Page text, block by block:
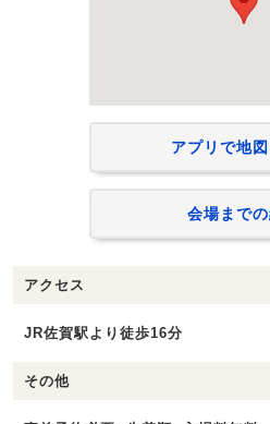
アプリで地図
会場まで
アクセス
JR佐賀駅より徒歩16分
その他